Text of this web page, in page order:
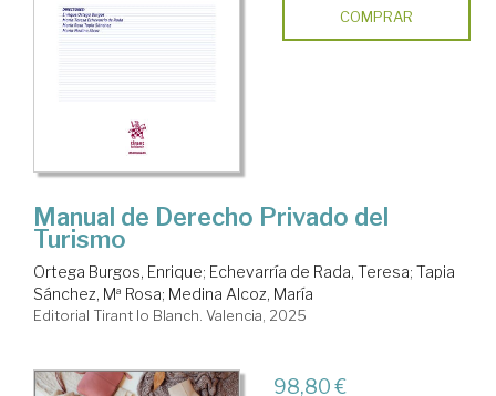
COMPRAR
Manual de Derecho Privado del
Turismo
Ortega Burgos, Enrique; Echevarría de Rada, Teresa; Tapia
Sánchez, Mª Rosa; Medina Alcoz, María
Editorial Tirant lo Blanch. Valencia, 2025
98,80 €